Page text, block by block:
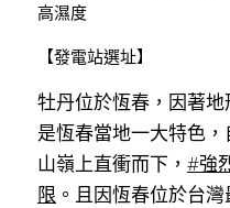
高濕度
【發電站選址】
牡丹位於恆春，因著地
是恆春當地一大特色
山嶺上直衝而下， #強
限 。且因恆春位於台